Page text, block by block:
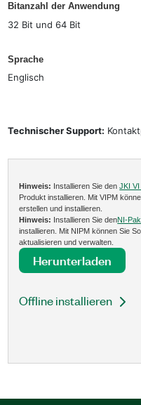
Bitanzahl der Anwendung
32 Bit und 64 Bit
Sprache
Englisch
Technischer Support:
Hinweis: Installieren Sie denJKI
Produkt installieren. Mit VIPM
erstellen und installieren.
Hinweis: Installieren Sie denNI-
installieren. Mit NIPM können Sie
aktualisieren und verwalten.
Herunterladen
Offline installieren